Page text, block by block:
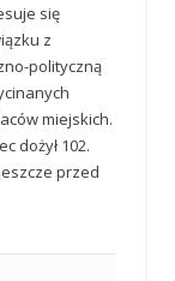
się
z
polityczną
miejskich.
dożył 102.
przed